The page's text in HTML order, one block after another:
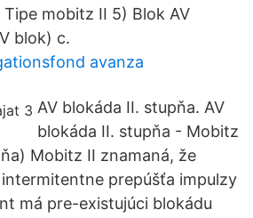
mobitz II 5) Blok AV
blok) c.
avanza
AV blokáda II. stupňa. AV
blokáda II. stupňa - Mobitz
Mobitz II znamaná, že
prepúšťa impulzy
má pre-existujúci blokádu